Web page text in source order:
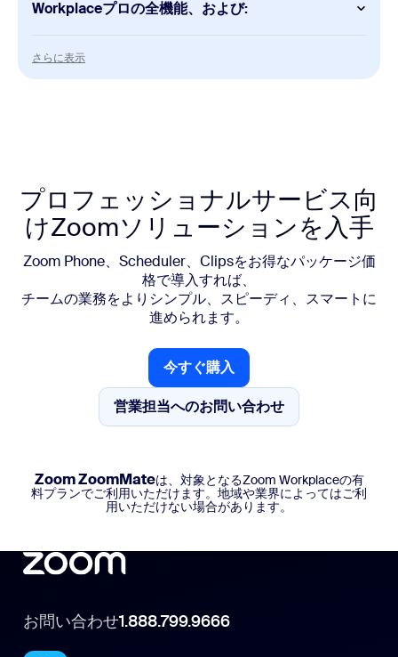
ライブチャットサポート
Workplaceプロの全機能、および:
Meetings
ミーティング1回当たり300名の参加者
Whiteboard
無制限のホワイトボード
その他
SSO、管理対象ドメイン
マルチリージョンストレージおよびメディアコント
情報バリアおよびその他のポリシー
アーカイブおよびデータ損失防止API
さらに表示
プロフェッショナルサービス向
けZoomソリューションを入手
Zoom Phone、Scheduler、Clipsをお得なパッケージ価
格で導入すれば、
チームの業務をよりシンプル、スピーディ、スマートに
進められます。
今すぐ購入
今すぐ購入
営業担当へのお問い合わせ
営業担当へのお問い合わせ
Zoom ZoomMateは、対象となるZoom Workplaceの有
料プランでご利用いただけます。地域や業界によってはご利
用いただけない場合があります。
お問い合わせ1.888.799.9666